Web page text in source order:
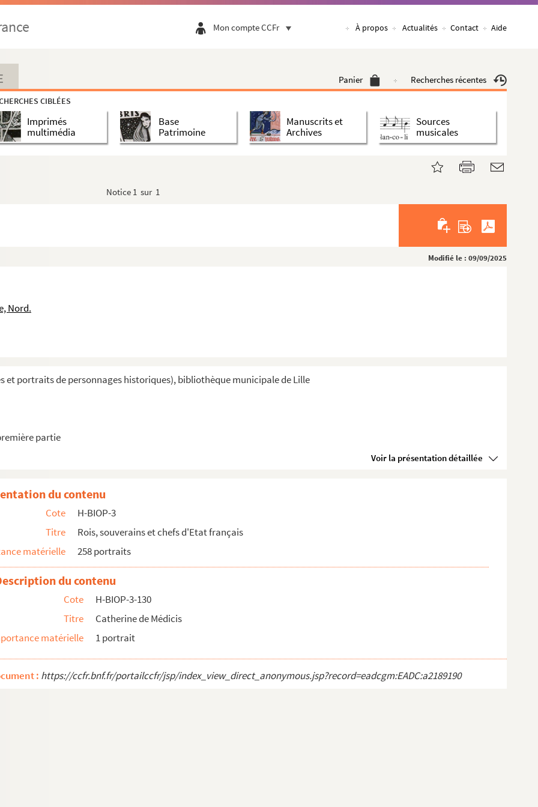
Mon compte CCFr À propos Actualités Contact Aide
Panier Recherches récentes
CIBLÉES
Imprimés
multimédia
Base
Patrimoine
Manuscrits et
Archives
Sources
musicales
Notice 1 sur 1
Modifié le : 09/09/2025
Nord.
et portraits de personnages historiques), bibliothèque municipale de Lille
partie
Voir la présentation détaillée
du contenu
Cote
H-BIOP-3
Titre
Rois, souverains et chefs d'Etat français
matérielle
258 portraits
du contenu
Cote
H-BIOP-3-130
Titre
Catherine de Médicis
matérielle
1 portrait
: https://ccfr.bnf.fr/portailccfr/jsp/index_view_direct_anonymous.jsp?record=eadcgm:EADC:a2189190